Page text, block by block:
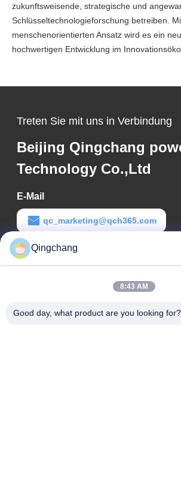
zukunftsweisende, strategische und
Schlüsseltechnologieforschung betreiben.
menschenorientierten Ansatz wird es ein
hochwertigen Entwicklung im
Treten Sie mit uns in Verbindung
Beijing Qingchang
Technology Co.,Ltd
E-Mail
qc_marketing@qch365.com
Arbeits-Zeit
00:00-23:59
Adresse des Unternehmens
Qingchang
8:43 AM
Good day, what product are you looking for?